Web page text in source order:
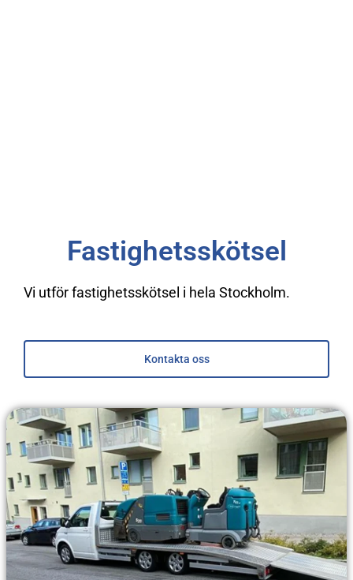
Fastighetsskötsel
Vi utför fastighetsskötsel i hela Stockholm.
Kontakta oss